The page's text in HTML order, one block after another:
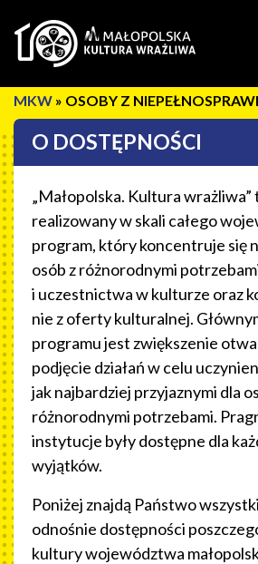
» OSOBY Z
O DOSTĘPNOŚCI
„Małopolska. Kultura
realizowany w skali całego
program, który koncentruje się
osób z różnorodnymi
i uczestnictwa w kulturze oraz
nie z oferty kulturalnej.
programu jest zwiększenie
podjęcie działań w celu
jak najbardziej przyjaznymi dla
różnorodnymi potrzebami.
instytucje były dostępne dla
wyjątków.
Poniżej znajdą Państwo
odnośnie dostępności
kultury województwa